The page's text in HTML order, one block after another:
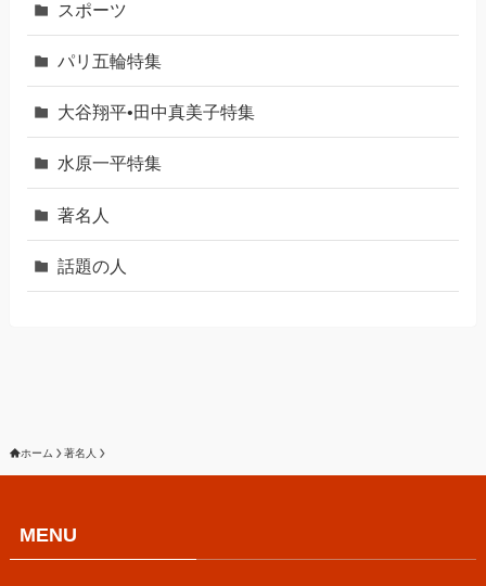
スポーツ
パリ五輪特集
大谷翔平•田中真美子特集
水原一平特集
著名人
話題の人
ホーム 著名人
MENU